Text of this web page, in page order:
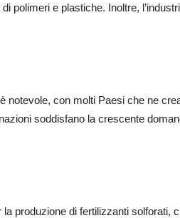
polimeri e plastiche. Inoltre,
notevole, con molti Paesi che ne
soddisfano la crescente
produzione di fertilizzanti solforati,